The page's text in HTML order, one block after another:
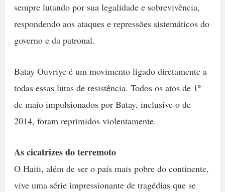
sempre lutando por sua legalidade e sobrevivência,
respondendo aos ataques e repressões sistemáticos do
governo e da patronal.
Batay Ouvriye é um movimento ligado diretamente a
todas essas lutas de resistência. Todos os atos de 1º
de maio impulsionados por Batay, inclusive o de
2014, foram reprimidos violentamente.
As cicatrizes do terremoto
O Haiti, além de ser o país mais pobre do continente,
vive uma série impressionante de tragédias que se